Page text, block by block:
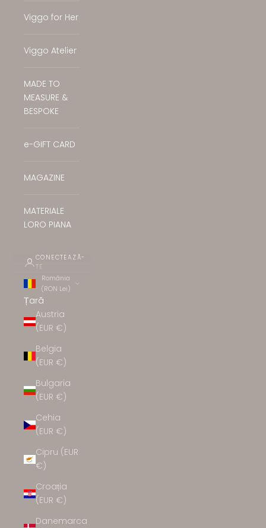
Viggo for Her
Viggo Atelier
MADE TO
MEASURE &
BESPOKE
e-GIFT CARD
MAGAZINE
MATERIALE
LORO PIANA
CONECTEAZĂ-
TE
România
(RON Lei)
Țară
Austria
(EUR €)
Belgia
(EUR €)
Bulgaria
(EUR €)
Cehia
(EUR €)
Cipru (EUR
€)
Croația
(EUR €)
Danemarca